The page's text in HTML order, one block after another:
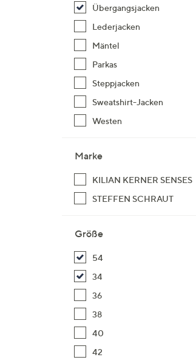
Übergangsjacken
Lederjacken
Mäntel
Parkas
Steppjacken
Sweatshirt-Jacken
Westen
Marke
KILIAN KERNER SENSES
STEFFEN SCHRAUT
Größe
54
34
36
38
40
42